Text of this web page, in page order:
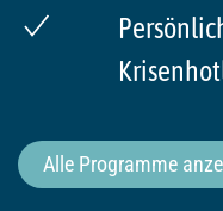
Alle Programme